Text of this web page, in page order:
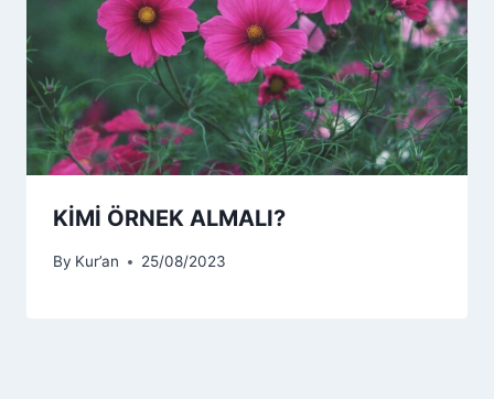
KİMİ ÖRNEK ALMALI?
By Kur’an 25/08/2023